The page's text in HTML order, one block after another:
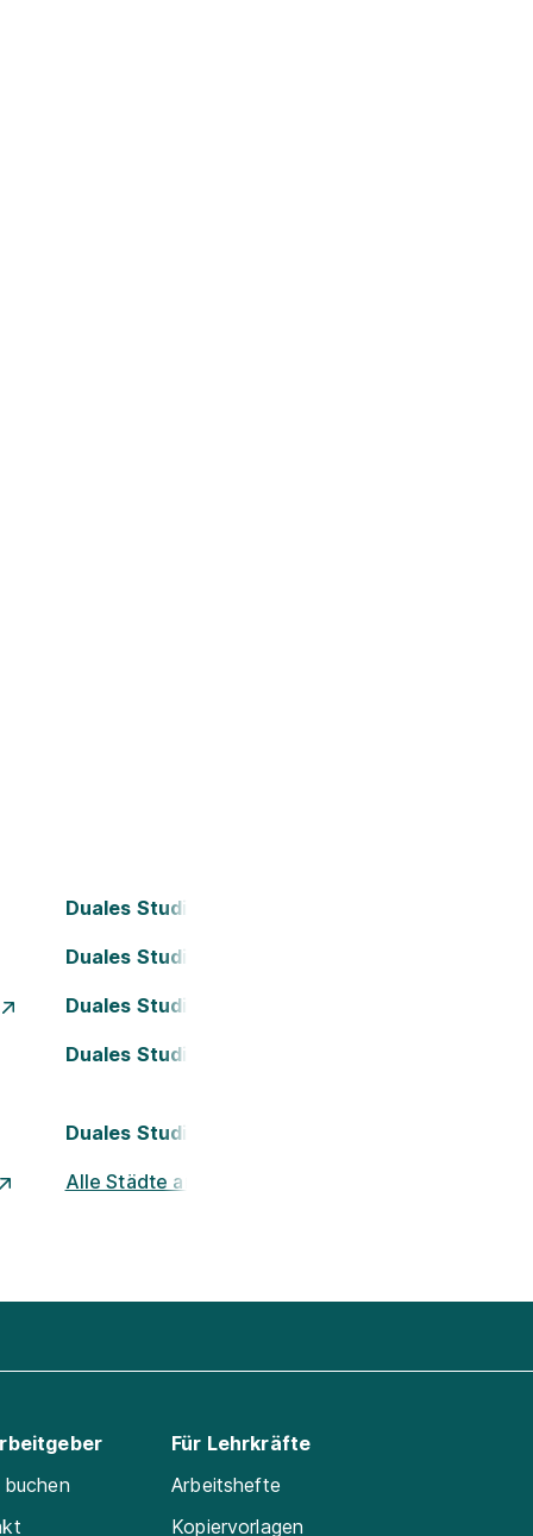
Duales Studium Bielefeld
Duales Studium Darmstadt
Duales Studium Essen
Duales Studium Köln
Duales Studium Nürnberg
Alle Städte ansehen
Für Lehrkräfte
Arbeitshefte
Kopiervorlagen